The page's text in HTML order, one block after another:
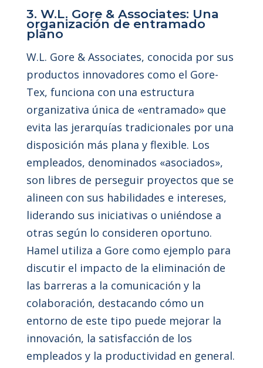
3. W.L. Gore & Associates: Una
organización de entramado
plano
W.L. Gore & Associates, conocida por sus
productos innovadores como el Gore-
Tex, funciona con una estructura
organizativa única de «entramado» que
evita las jerarquías tradicionales por una
disposición más plana y flexible. Los
empleados, denominados «asociados»,
son libres de perseguir proyectos que se
alineen con sus habilidades e intereses,
liderando sus iniciativas o uniéndose a
otras según lo consideren oportuno.
Hamel utiliza a Gore como ejemplo para
discutir el impacto de la eliminación de
las barreras a la comunicación y la
colaboración, destacando cómo un
entorno de este tipo puede mejorar la
innovación, la satisfacción de los
empleados y la productividad en general.